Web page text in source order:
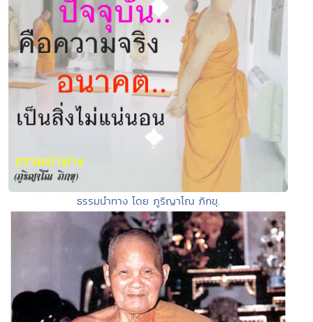
ธรรมนำทาง โดย ภูริญาโณ ภิกขุ.